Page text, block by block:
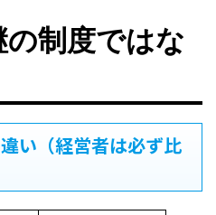
制度ではな
い（経営者は必ず比